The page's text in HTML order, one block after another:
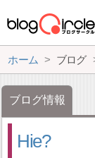
ホーム ブログ
ブログ情報
Hie?